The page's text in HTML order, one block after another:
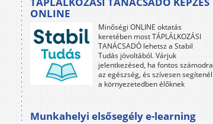
ONLINE
Minőségi ONLINE oktatás
keretében most TÁPLÁLKOZÁSI
TANÁCSADÓ lehetsz a Stabil
Tudás jóvoltából. Várjuk
jelentkezésed, ha fontos számodra
az egészség, és szívesen segítenél
a környezetedben élőknek
Munkahelyi elsősegély e-learning